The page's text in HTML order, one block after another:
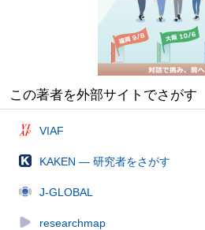
この著者を外部サイトでさがす
VIAF
KAKEN — 研究者をさがす
J-GLOBAL
researchmap